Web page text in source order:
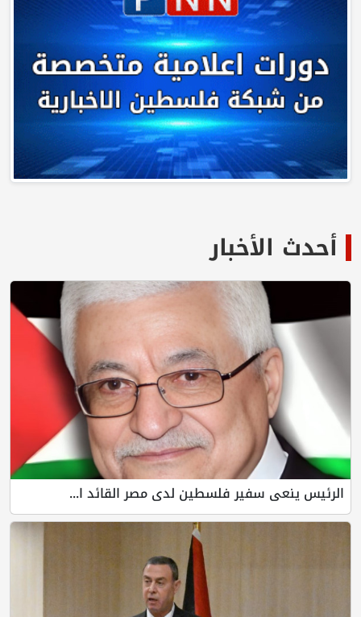
أحدث الأخبار
الرئيس ينعى سفير فلسطين لدى مصر القائد ا...